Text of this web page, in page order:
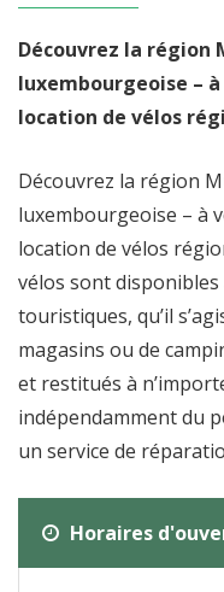
Découvrez la région
luxembourgeoise –
location de vélos
Découvrez la région
luxembourgeoise – à
location de vélos
vélos sont
touristiques, qu’il
magasins ou de
et restitués à
indépendamment du
un service de
Horaires